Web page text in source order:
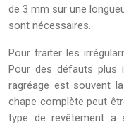
de 3 mm sur une
sont nécessaires.
Pour traiter les
Pour des défauts plus
ragréage est souvent
chape complète peut
type de revêtement a